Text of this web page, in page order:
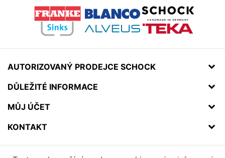
AUTORIZOVANÝ PRODEJCE SCHOCK
DŮLEŽITÉ INFORMACE
MŮJ ÚČET
KONTAKT